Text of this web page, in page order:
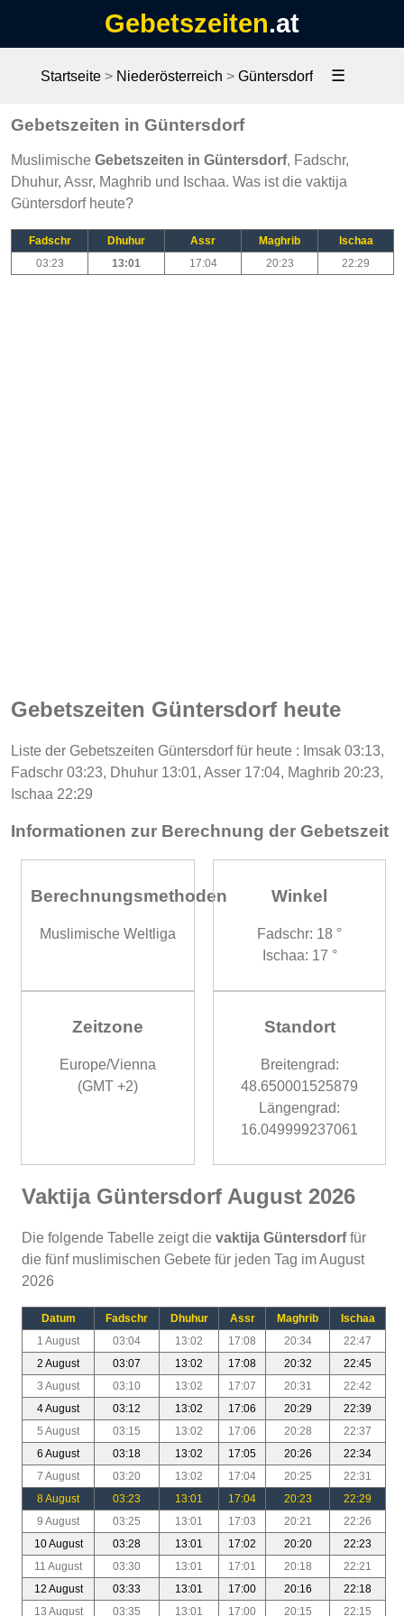
Gebetszeiten.at
Startseite > Niederösterreich > Güntersdorf ☰
Gebetszeiten in Güntersdorf
Muslimische Gebetszeiten in Güntersdorf, Fadschr,
Dhuhur, Assr, Maghrib und Ischaa. Was ist die vaktija
Güntersdorf heute?
Fadschr Dhuhur Assr Maghrib
Ischaa
03:23
13:01 17:04 20:23 22:29
Gebetszeiten Güntersdorf heute
Liste der Gebetszeiten Güntersdorf für heute : Imsak 03:13,
Fadschr 03:23, Dhuhur 13:01, Asser 17:04, Maghrib 20:23,
Ischaa 22:29
Informationen zur Berechnung der Gebetszeit
Berechnungsmethoden
Muslimische Weltliga
Winkel
Fadschr: 18 °
Ischaa: 17 °
Zeitzone
Europe/Vienna
(GMT +2)
Standort
Breitengrad:
48.650001525879
Längengrad:
16.049999237061
Vaktija Güntersdorf August 2026
Die folgende Tabelle zeigt die vaktija Güntersdorffür
die fünf muslimischen Gebete für jeden Tag im August
2026
Datum Fadschr Dhuhur Assr Maghrib
Ischaa
1 August
03:04 13:02 17:08 20:34
22:47
2 August
03:07 13:02 17:08 20:32
22:45
3 August
03:10 13:02 17:07 20:31
22:42
4 August
03:12 13:02 17:06 20:29
22:39
5 August
03:15 13:02 17:06 20:28
22:37
6 August
03:18 13:02 17:05 20:26
22:34
7 August
03:20 13:02 17:04 20:25
22:31
8 August
03:23 13:01 17:04 20:23
22:29
9 August
03:25 13:01 17:03 20:21
22:26
10 August
03:28 13:01 17:02 20:20
22:23
11 August
03:30 13:01 17:01 20:18
22:21
12 August
03:33 13:01 17:00 20:16
22:18
13 August
03:35 13:01 17:00 20:15 22:15